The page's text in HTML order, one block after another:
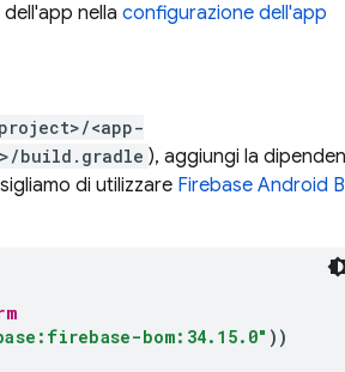
nella configurazione dell'app
<app-
build.gradle ), aggiungi la
di utilizzare Firebase Android
bom:34.15.0" ))